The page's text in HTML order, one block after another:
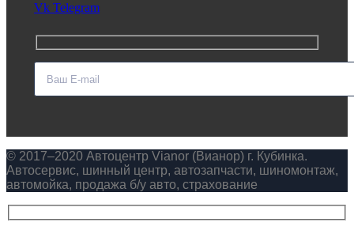
Vk Telegram
© 2017–2020 Автоцентр Vianor (Вианор) г. Кубинка.
Автосервис, шинный центр, автозапчасти, шиномонтаж,
автомойка, продажа б/у авто, страхование